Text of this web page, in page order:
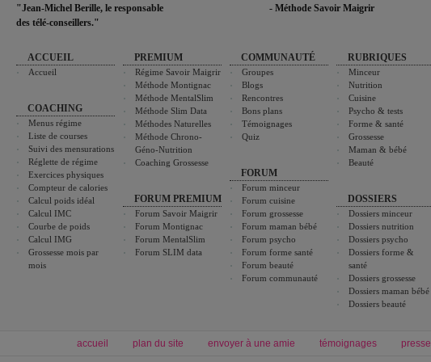
"Jean-Michel Berille, le responsable
des télé-conseillers."
- Méthode Savoir Maigrir
ACCUEIL
Accueil
COACHING
Menus régime
Liste de courses
Suivi des mensurations
Réglette de régime
Exercices physiques
Compteur de calories
Calcul poids idéal
Calcul IMC
Courbe de poids
Calcul IMG
Grossesse mois par
mois
PREMIUM
Régime Savoir Maigrir
Méthode Montignac
Méthode MentalSlim
Méthode Slim Data
Méthodes Naturelles
Méthode Chrono-
Géno-Nutrition
Coaching Grossesse
FORUM PREMIUM
Forum Savoir Maigrir
Forum Montignac
Forum MentalSlim
Forum SLIM data
COMMUNAUTÉ
Groupes
Blogs
Rencontres
Bons plans
Témoignages
Quiz
FORUM
Forum minceur
Forum cuisine
Forum grossesse
Forum maman bébé
Forum psycho
Forum forme santé
Forum beauté
Forum communauté
RUBRIQUES
Minceur
Nutrition
Cuisine
Psycho & tests
Forme & santé
Grossesse
Maman & bébé
Beauté
DOSSIERS
Dossiers minceur
Dossiers nutrition
Dossiers psycho
Dossiers forme &
santé
Dossiers grossesse
Dossiers maman bébé
Dossiers beauté
accueil plan du site envoyer à une amie témoignages presse